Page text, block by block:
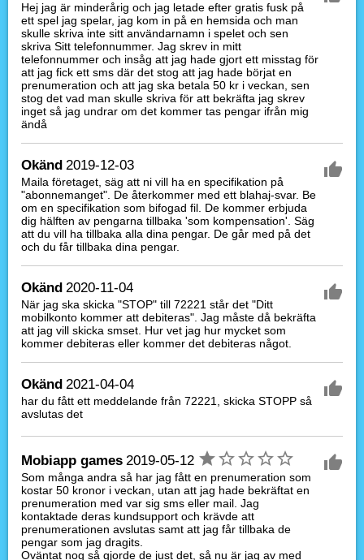
Hej jag är minderårig och jag letade efter gratis fusk på
ett spel jag spelar, jag kom in på en hemsida och man
skulle skriva inte sitt användarnamn i spelet och sen
skriva Sitt telefonnummer. Jag skrev in mitt
telefonnummer och insåg att jag hade gjort ett misstag för
att jag fick ett sms där det stog att jag hade börjat en
prenumeration och att jag ska betala 50 kr i veckan, sen
stog det vad man skulle skriva för att bekräfta jag skrev
inget så jag undrar om det kommer tas pengar ifrån mig
ändå
Okänd 2019-12-03
Maila företaget, säg att ni vill ha en specifikation på
"abonnemanget". De återkommer med ett blahaj-svar. Be
om en specifikation som bifogad fil. De kommer erbjuda
dig hälften av pengarna tillbaka 'som kompensation'. Säg
att du vill ha tillbaka alla dina pengar. De går med på det
och du får tillbaka dina pengar.
Okänd 2020-11-04
När jag ska skicka "STOP" till 72221 står det "Ditt
mobilkonto kommer att debiteras". Jag måste då bekräfta
att jag vill skicka smset. Hur vet jag hur mycket som
kommer debiteras eller kommer det debiteras något.
Okänd 2021-04-04
har du fått ett meddelande från 72221, skicka STOPP så
avslutas det
Mobiapp games 2019-05-12
Som många andra så har jag fått en prenumeration som
kostar 50 kronor i veckan, utan att jag hade bekräftat en
prenumeration med var sig sms eller mail. Jag
kontaktade deras kundsupport och krävde att
prenumerationen avslutas samt att jag får tillbaka de
pengar som jag dragits.
Oväntat nog så gjorde de just det, så nu är jag av med